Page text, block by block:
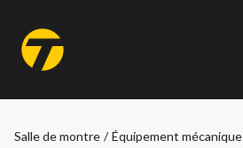
Salle de montre / Équipement mécanique